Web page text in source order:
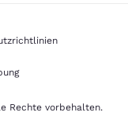
Rechte vorbehalten.